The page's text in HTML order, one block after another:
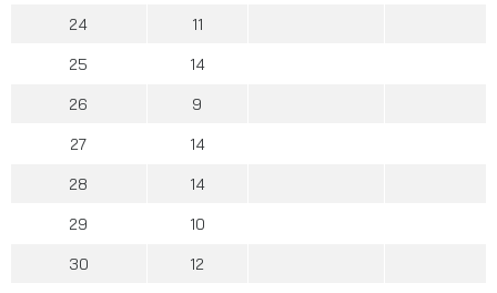
24 11
25 14
26 9
27 14
28 14
29 10
30 12